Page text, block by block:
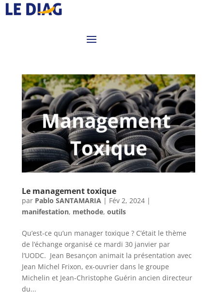
Le management toxique
par Pablo SANTAMARIA | Fév 2, 2024|
manifestation, methode, outils
Qu’est-ce qu’un manager toxique ? C’était le thème
de l’échange organisé ce mardi 30 janvier par
l’UODC. Jean Besançon animait la présentation avec
Jean Michel Frixon, ex-ouvrier dans le groupe
Michelin et Jean-Christophe Guérin ancien directeur
du...